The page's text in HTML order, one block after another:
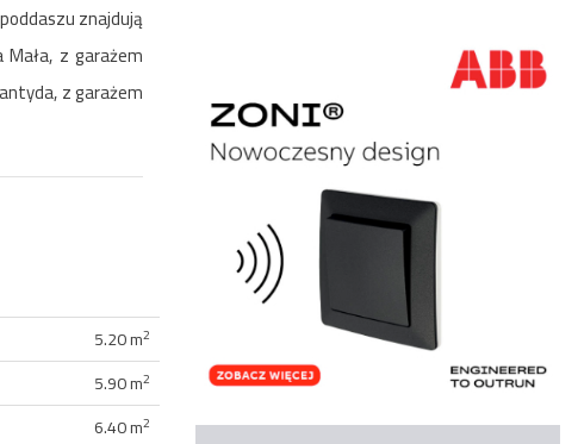
znajdują
z garażem
z garażem
5.20 m2
5.90 m2
6.40 m2